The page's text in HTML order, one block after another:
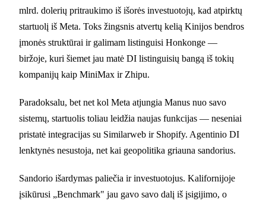
mlrd. dolerių pritraukimo iš išorės investuotojų, kad atpirktų
startuolį iš Meta. Toks žingsnis atvertų kelią Kinijos bendros
įmonės struktūrai ir galimam listinguisi Honkonge —
biržoje, kuri šiemet jau matė DI listinguisių bangą iš tokių
kompanijų kaip MiniMax ir Zhipu.
Paradoksalu, bet net kol Meta atjungia Manus nuo savo
sistemų, startuolis toliau leidžia naujas funkcijas — neseniai
pristatė integracijas su Similarweb ir Shopify. Agentinio DI
lenktynės nesustoja, net kai geopolitika griauna sandorius.
Sandorio išardymas paliečia ir investuotojus. Kalifornijoje
įsikūrusi „Benchmark" jau gavo savo dalį iš įsigijimo, o